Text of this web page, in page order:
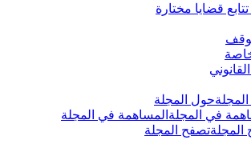
قضايا مختارة
حول المجلة
المساهمة في المجلة
تصفح المجلة